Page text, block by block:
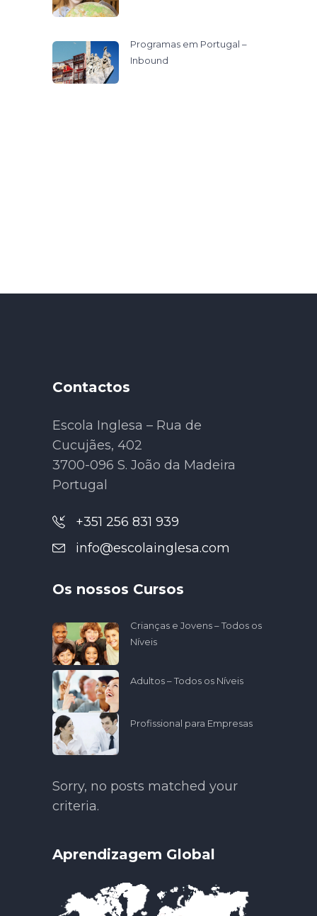
Programas em Portugal –
Inbound
Contactos
Escola Inglesa – Rua de
Cucujães, 402
3700-096 S. João da Madeira
Portugal
+351 256 831 939
info@escolainglesa.com
Os nossos Cursos
Crianças e Jovens – Todos os
Níveis
Adultos – Todos os Níveis
Profissional para Empresas
Sorry, no posts matched your
criteria.
Aprendizagem Global